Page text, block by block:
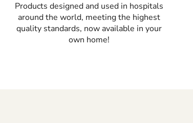
Products designed and used in hospitals
around the world, meeting the highest
quality standards, now available in your
own home!